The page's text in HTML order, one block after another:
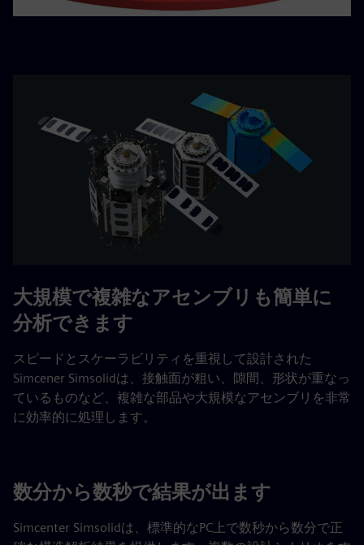
大規模で複雑なアセンブリも簡単に
分析できます
スピードとスケーラビリティを重視して設計された
Simcener Simsolidは、接触面が粗い、隙間、形状が重なっ
ているものなど、複雑な部品や大規模なアセンブリを非常
に効率的に処理します。
数分から数秒で結果が出ます
Simcenter Simsolidは、標準的なPC上で数秒から数分で正